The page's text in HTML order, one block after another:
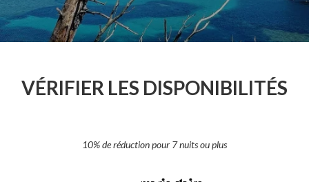
VÉRIFIER LES DISPONIBILITÉS
10% de réduction pour 7 nuits ou plus